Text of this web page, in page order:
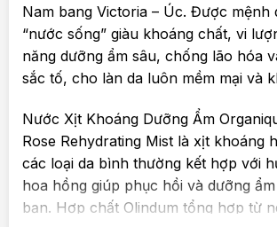
Nam bang Victoria – Úc. Được mệnh
“nước sống” giàu khoáng chất, vi
năng dưỡng ẩm sâu, chống lão hóa
sắc tố, cho làn da luôn mềm mại và
Nước Xịt Khoáng Dưỡng Ẩm
Rose Rehydrating Mist là xịt khoáng
các loại da bình thường kết hợp với
hoa hồng giúp phục hồi và dưỡng
bạn. Hợp chất Olindum tổng hợp từ